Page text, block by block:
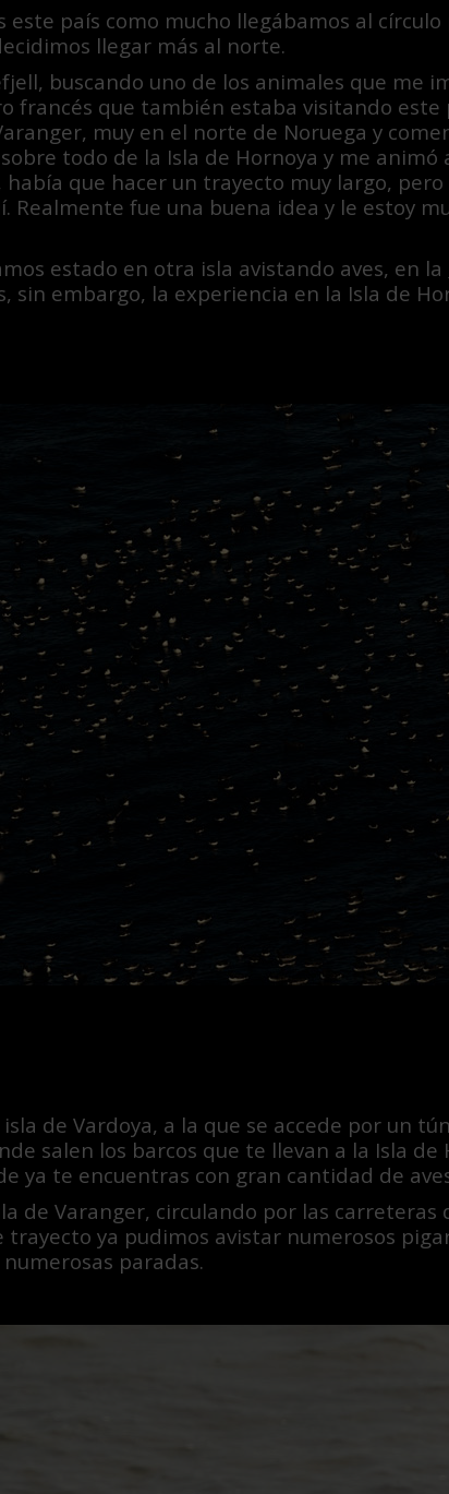
país como mucho llegábamos al
llegar más al norte.
buscando uno de los animales que me
francés que también estaba visitando este
muy en el norte de Noruega y
todo de la Isla de Hornoya y me animó
que hacer un trayecto muy largo,
Realmente fue una buena idea y le estoy
estado en otra isla avistando aves, en la
sin embargo, la experiencia en la Isla de
de Vardoya, a la que se accede por un
salen los barcos que te llevan a la Isla de
ya te encuentras con gran cantidad de
de Varanger, circulando por las carreteras
trayecto ya pudimos avistar numerosos
paradas.